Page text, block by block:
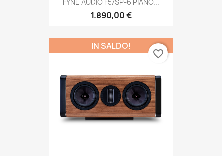
FYNE AUDIO F57SP-6 PIANO...
1.890,00 €
IN SALDO!
favorite_border